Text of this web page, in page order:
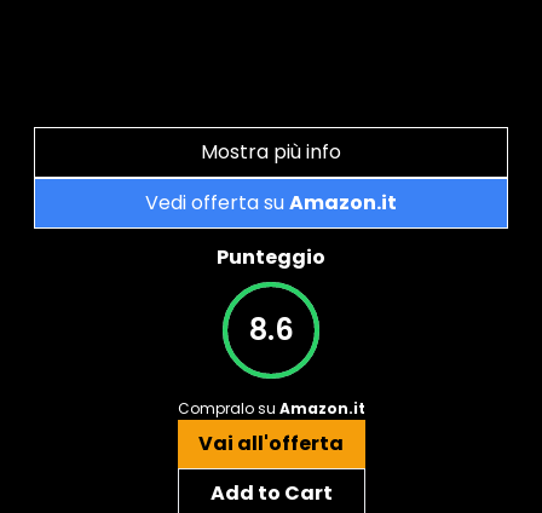
Mostra più info
Vedi offerta suAmazon.it
Punteggio
8.6
Compralo su Amazon.it
Vai all'offerta
Add to Cart